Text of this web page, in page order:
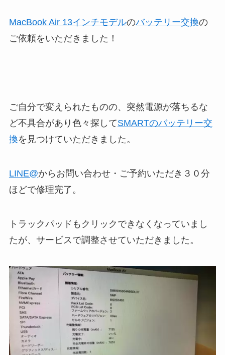
MacBook Air 13インチモデルのバッテリー交換の
ご依頼をいただきました！
ご自分で変えられたものの、突然電源が落ちるな
ど不具合があり色々探してSMARTのバッテリー交
換を見つけていただきました。
LINE@からお問い合わせ・ご予約いただき３０分
ほどで修理完了。
トラックパッドもクリックできなくなっていまし
たが、サービスで調整させていただきました。